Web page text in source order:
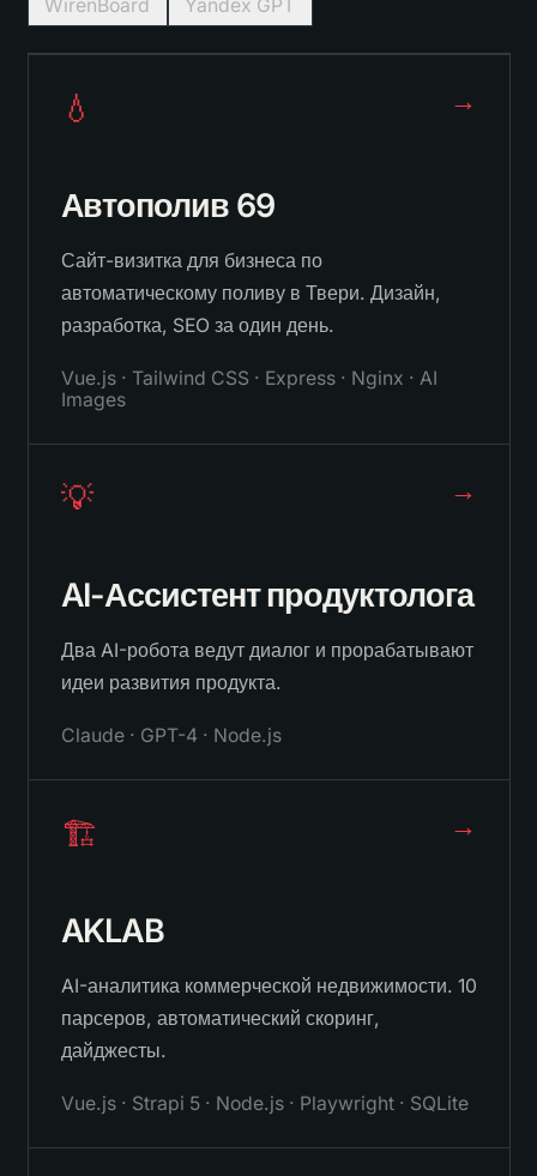
WirenBoard
Yandex GPT
💧 →
Автополив 69
Сайт-визитка для бизнеса по
автоматическому поливу в Твери. Дизайн,
разработка, SEO за один день.
Vue.js · Tailwind CSS · Express · Nginx · AI
Images
💡 →
AI-Ассистент продуктолога
Два AI-робота ведут диалог и прорабатывают
идеи развития продукта.
Claude · GPT-4 · Node.js
🏗️ →
AKLAB
AI-аналитика коммерческой недвижимости. 10
парсеров, автоматический скоринг,
дайджесты.
Vue.js · Strapi 5 · Node.js · Playwright · SQLite